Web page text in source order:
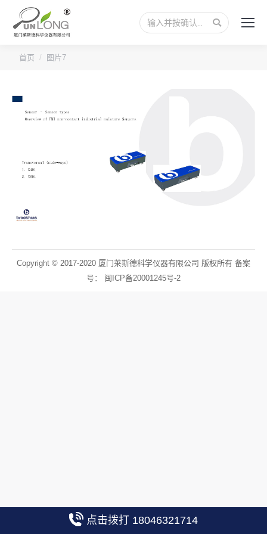
搜
索：
您的位置：
首页 图片7
Copyright © 2017-2020 厦门莱斯德科学仪器有限公司 版权所有 备案
号： 闽ICP备20001245号-2
点击拨打 18046321714